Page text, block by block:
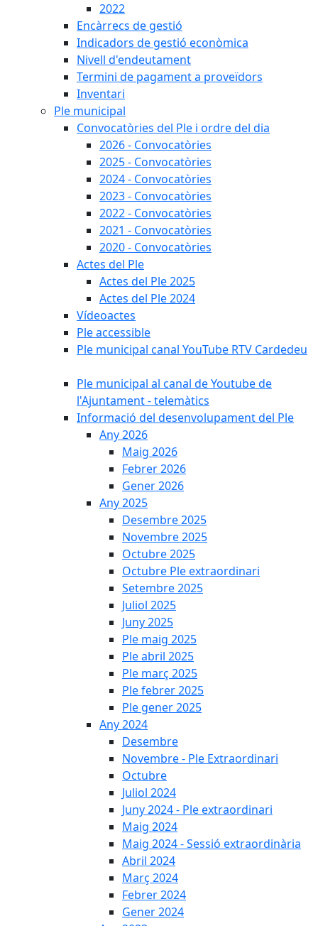
2022
Encàrrecs de gestió
Indicadors de gestió econòmica
Nivell d'endeutament
Termini de pagament a proveïdors
Inventari
Ple municipal
Convocatòries del Ple i ordre del dia
2026 - Convocatòries
2025 - Convocatòries
2024 - Convocatòries
2023 - Convocatòries
2022 - Convocatòries
2021 - Convocatòries
2020 - Convocatòries
Actes del Ple
Actes del Ple 2025
Actes del Ple 2024
Vídeoactes
Ple accessible
Ple municipal canal YouTube RTV Cardedeu
Ple municipal al canal de Youtube de
l'Ajuntament - telemàtics
Informació del desenvolupament del Ple
Any 2026
Maig 2026
Febrer 2026
Gener 2026
Any 2025
Desembre 2025
Novembre 2025
Octubre 2025
Octubre Ple extraordinari
Setembre 2025
Juliol 2025
Juny 2025
Ple maig 2025
Ple abril 2025
Ple març 2025
Ple febrer 2025
Ple gener 2025
Any 2024
Desembre
Novembre - Ple Extraordinari
Octubre
Juliol 2024
Juny 2024 - Ple extraordinari
Maig 2024
Maig 2024 - Sessió extraordinària
Abril 2024
Març 2024
Febrer 2024
Gener 2024